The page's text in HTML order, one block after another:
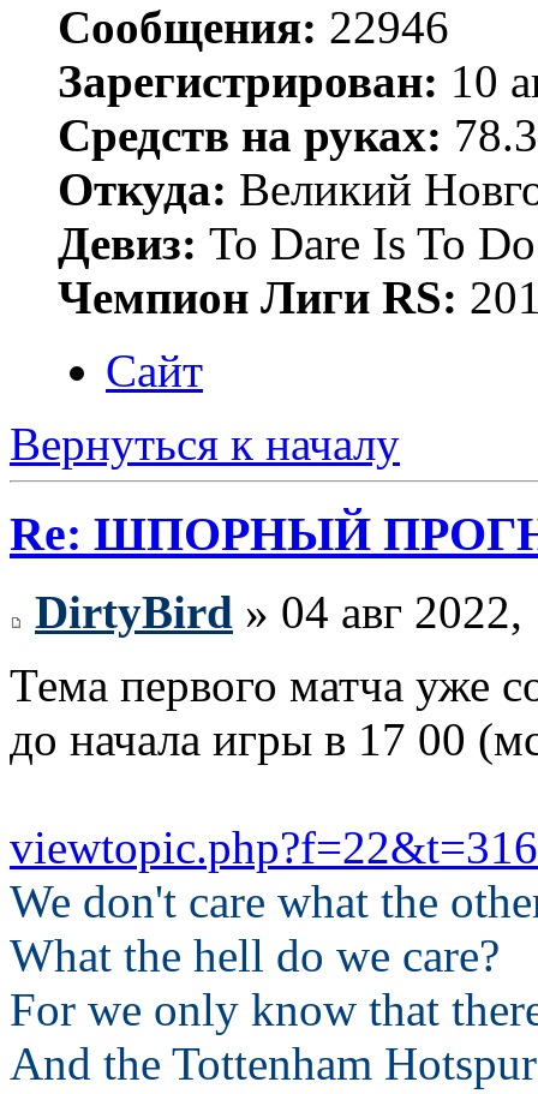
Сообщения: 22946
Зарегистрирован: 10
Средств на руках:
Откуда: Великий
Девиз: To Dare Is To Do
Чемпион Лиги RS:
Сайт
Вернуться к началу
Re: ШПОРНЫЙ
DirtyBird » 04 авг
Тема первого матча уже
до начала игры в 17 00
We don't care what the
What the hell do we care?
For we only know that
And the Tottenham